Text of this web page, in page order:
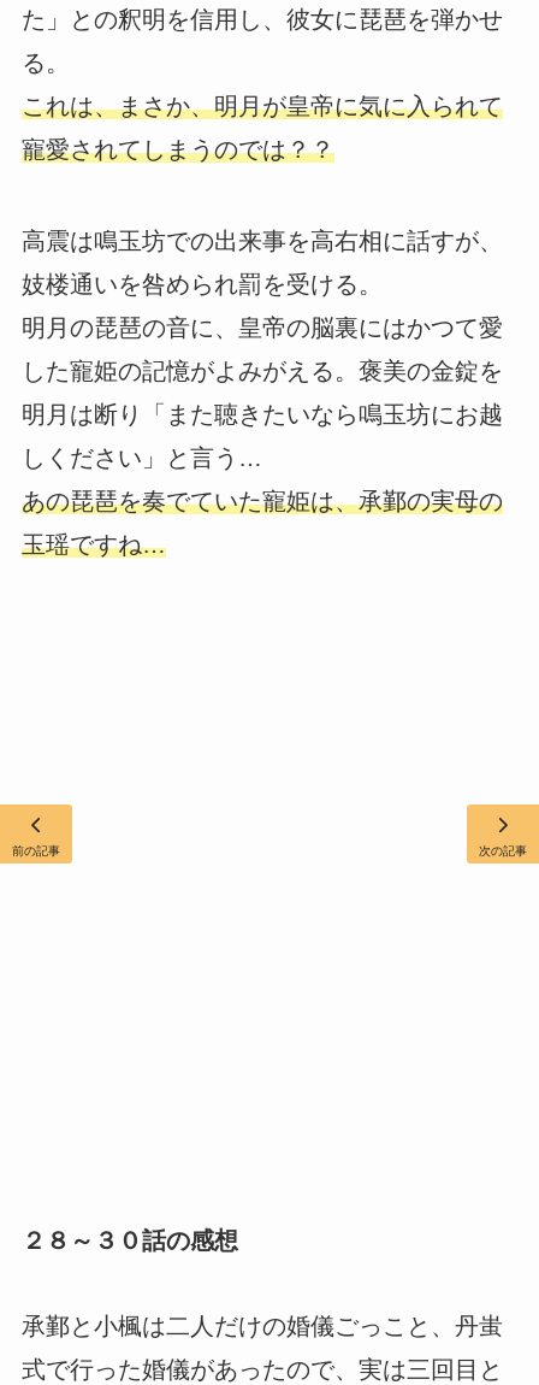
た」との釈明を信用し、彼女に琵琶を弾かせ
る。
これは、まさか、明月が皇帝に気に入られて
寵愛されてしまうのでは？？
高震は鳴玉坊での出来事を高右相に話すが、
妓楼通いを咎められ罰を受ける。
明月の琵琶の音に、皇帝の脳裏にはかつて愛
した寵姫の記憶がよみがえる。褒美の金錠を
明月は断り「また聴きたいなら鳴玉坊にお越
しください」と言う…
あの琵琶を奏でていた寵姫は、承鄞の実母の
玉瑶ですね…
２８～３０話の感想
承鄞と小楓は二人だけの婚儀ごっこと、丹蚩
式で行った婚儀があったので、実は三回目と
前の記事 次の記事